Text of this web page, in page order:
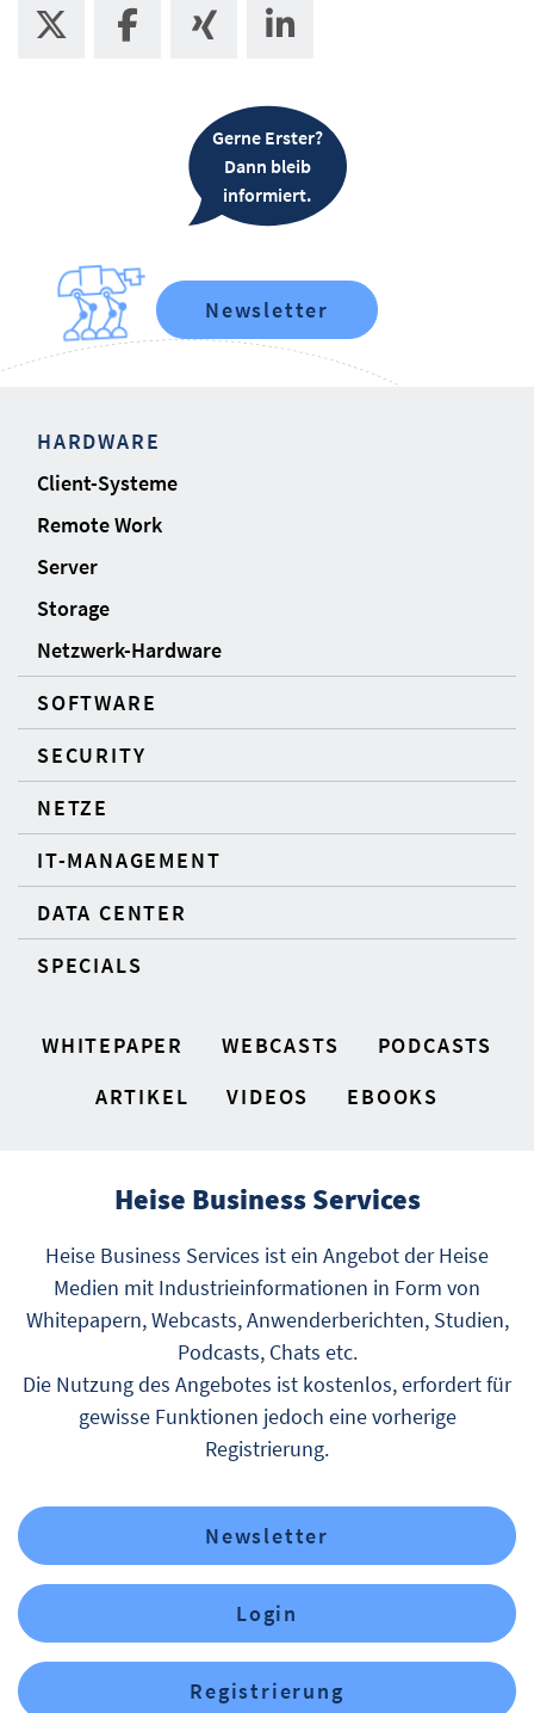
Gerne Erster?
Dann bleib
informiert.
Newsletter
HARDWARE
Client-Systeme
Remote Work
Server
Storage
Netzwerk-Hardware
SOFTWARE
SECURITY
NETZE
IT-MANAGEMENT
DATA CENTER
SPECIALS
WHITEPAPER WEBCASTS
PODCASTS
ARTIKEL
VIDEOS EBOOKS
Heise Business Services
Heise Business Services ist ein Angebot der Heise
Medien mit Industrieinformationen in Form von
Whitepapern, Webcasts, Anwenderberichten, Studien,
Podcasts, Chats etc.
Die Nutzung des Angebotes ist kostenlos, erfordert für
gewisse Funktionen jedoch eine vorherige
Registrierung.
Newsletter
Login
Registrierung